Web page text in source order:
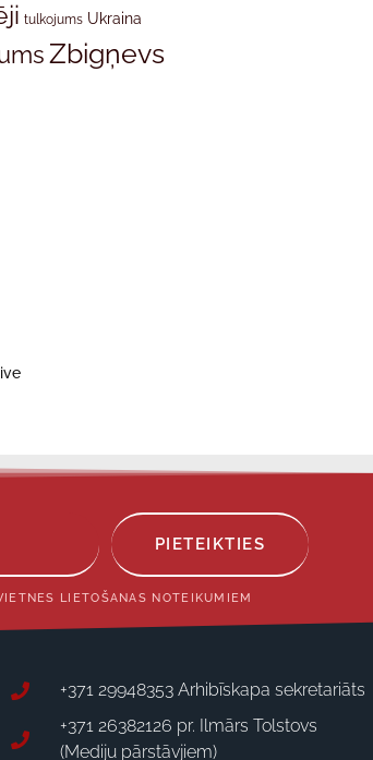
tulkojums Ukraina
Zbigņevs
PIETEIKTIES
LIETOŠANAS NOTEIKUMIEM
+371 29948353 Arhibīskapa sekretariāts
+371 26382126 pr. Ilmārs Tolstovs
(Mediju pārstāvjiem)